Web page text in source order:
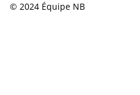
© 2024 Équipe NB